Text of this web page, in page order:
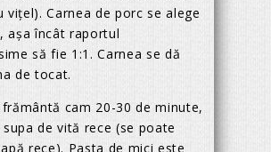
vițel). Carnea de porc se alege
așa încât raportul
să fie 1:1. Carnea se dă
de tocat.
frământă cam 20-30 de minute,
de vită rece (se poate
rece). Pasta de mici este